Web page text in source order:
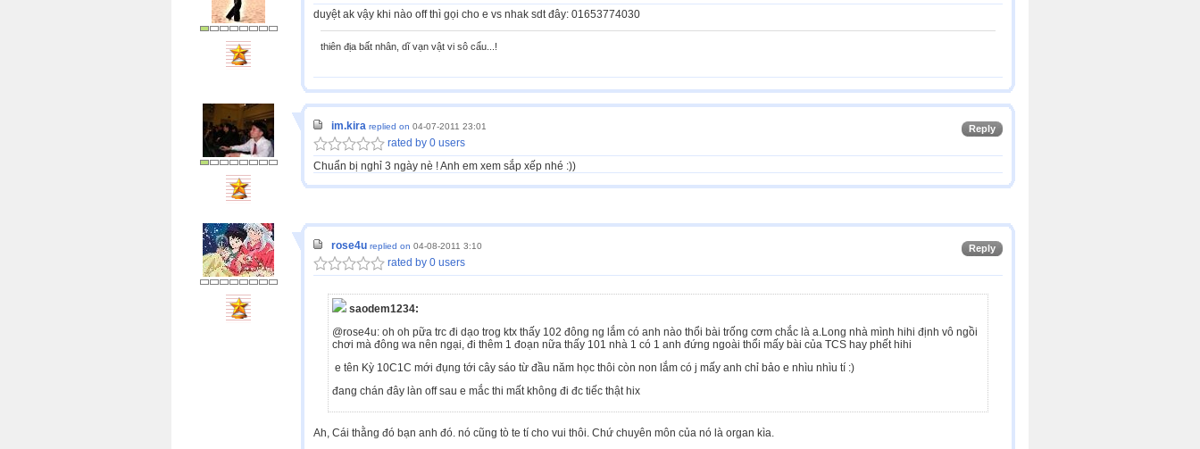
duyệt ak vậy khi nào off thì gọi cho e vs nhak sdt đây: 01653774030
thiên địa bất nhân, dĩ vạn vật vi sô cẩu...!
Reply
im.kira replied on 04-07-2011 23:01
rated by 0 users
Chuẩn bị nghỉ 3 ngày nè ! Anh em xem sắp xếp nhé :))
Reply
rose4u replied on 04-08-2011 3:10
rated by 0 users
saodem1234:
@rose4u: oh oh pữa trc đi dạo trog ktx thấy 102 đông ng lắm có anh nào thổi bài trống cơm chắc là a.Long nhà mình hihi định vô ngồi
chơi mà đông wa nên ngại, đi thêm 1 đoạn nữa thấy 101 nhà 1 có 1 anh đứng ngoài thổi mấy bài của TCS hay phết hihi
e tên Kỳ 10C1C mới đụng tới cây sáo từ đầu năm học thôi còn non lắm có j mấy anh chỉ bảo e nhìu nhìu tí :)
đang chán đây làn off sau e mắc thi mất không đi đc tiếc thật hix
Ah, Cái thằng đó bạn anh đó. nó cũng tò te tí cho vui thôi. Chứ chuyên môn của nó là organ kìa.